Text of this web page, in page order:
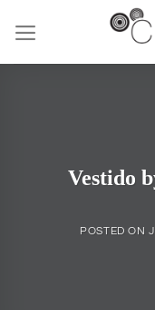
content
Vestido
POSTED ON